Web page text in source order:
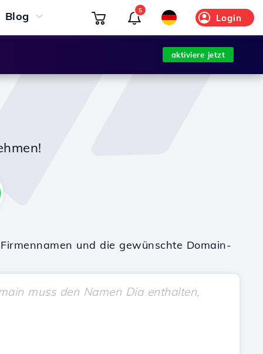
Blog Login
5
aktiviere jetzt
und die gewünschte Domain-